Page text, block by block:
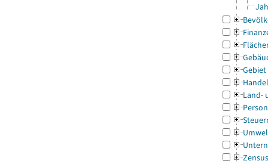
Gebiet
Land-
Zensus